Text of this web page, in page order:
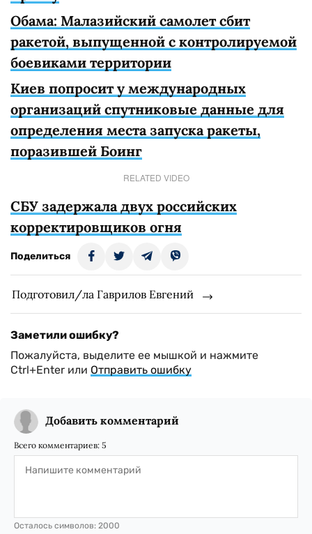
Обама: Малазийский самолет сбит
ракетой, выпущенной с контролируемой
боевиками территории
Киев попросит у международных
организаций спутниковые данные для
определения места запуска ракеты,
поразившей Боинг
RELATED VIDEO
СБУ задержала двух российских
корректировщиков огня
Поделиться
Подготовил/ла Гаврилов Евгений
Заметили ошибку?
Пожалуйста, выделите ее мышкой и нажмите
Ctrl+Enter или Отправить ошибку
Добавить комментарий
Всего комментариев: 5
Осталось символов: 2000